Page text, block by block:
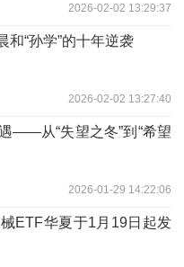
2026-02-02 13:29:37
和“孙学”的十年逆袭
2026-02-02 13:27:40
——从“失望之冬”到“希望
2026-01-29 14:22:06
ETF华夏于1月19日起发